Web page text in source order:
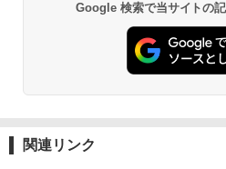
方 マニュア
にもKindle出
めのAIコーデ
￥99
Kindle
ション
るさ自動調整
持続バッテリ
Google 検索で当サイトの
関連リンク